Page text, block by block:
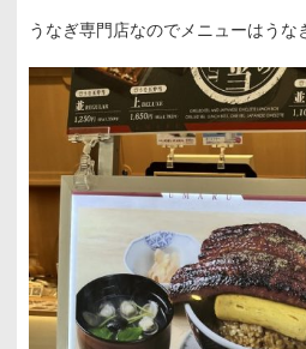
うなぎ専門店なのでメニューはうな